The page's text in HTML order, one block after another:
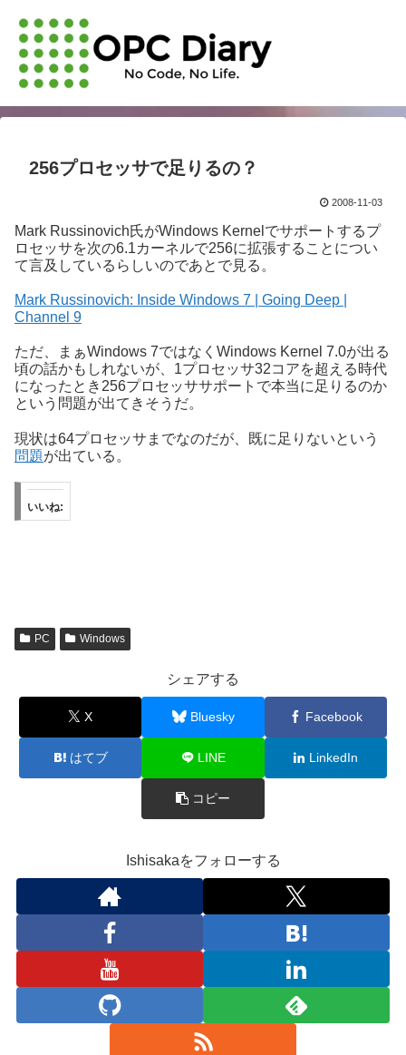
256プロセッサで足りるの？
2008-11-03
Mark Russinovich氏がWindows Kernelでサポートするプ
ロセッサを次の6.1カーネルで256に拡張することについ
て言及しているらしいのであとで見る。
Mark Russinovich: Inside Windows 7 | Going Deep |
Channel 9
ただ、まぁWindows 7ではなくWindows Kernel 7.0が出る
頃の話かもしれないが、1プロセッサ32コアを超える時代
になったとき256プロセッササポートで本当に足りるのか
という問題が出てきそうだ。
現状は64プロセッサまでなのだが、既に足りないという
問題が出ている。
いいね:
PC Windows
シェアする
X Bluesky Facebook
はてブ LINE LinkedIn
コピー
Ishisakaをフォローする